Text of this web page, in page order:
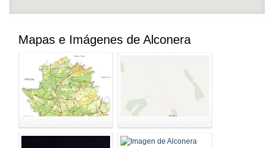
Mapas e Imágenes de Alconera